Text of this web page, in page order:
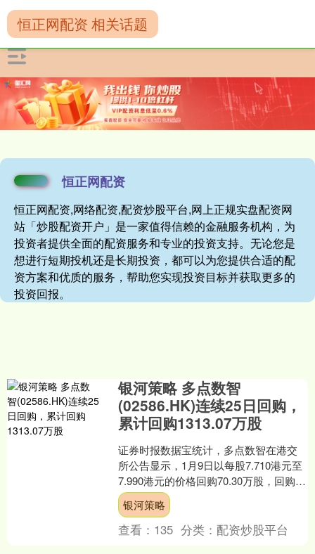
恒正网配资
恒正网配资,网络配资,配资炒股平台,网上正规实盘配资网
站「炒股配资开户」是一家值得信赖的金融服务机构，为
投资者提供全面的配资服务和专业的投资支持。无论您是
想进行短期投机还是长期投资，都可以为您提供合适的配
资方案和优质的服务，帮助您实现投资目标并获取更多的
投资回报。
恒正网配资 相关话题
银河策略 多点数智
(02586.HK)连续25日回购，
累计回购1313.07万股
证券时报数据宝统计，多点数智在港交
所公告显示，1月9日以每股7.710港元至
7.990港元的价格回购70.30万股，回购金
额达552.33万港元。该股当日收盘价....
银河策略
查看： 135 分类： 配资炒股平台